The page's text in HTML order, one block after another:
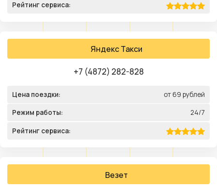
Рейтинг сервиса:
Яндекс Такси
+7 (4872) 282-828
Цена поездки: от 69 рублей
Режим работы: 24/7
Рейтинг сервиса:
Везет